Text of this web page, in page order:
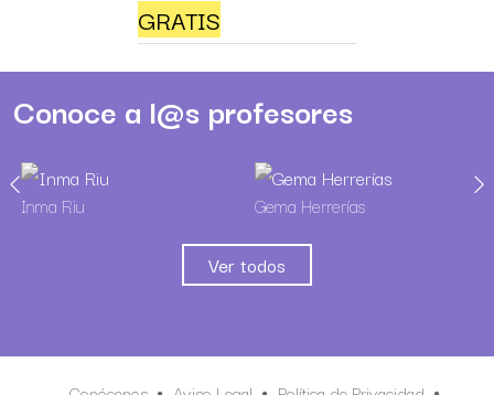
GRATIS
Conoce a l@s profesores
Inma Riu Gema Herrerías
Ver todos